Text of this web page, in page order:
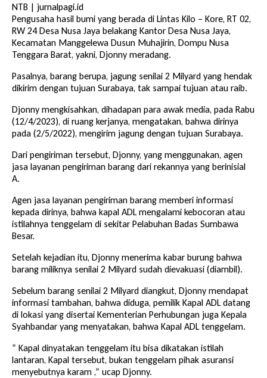
NTB | jurnalpagi.id
Pengusaha hasil bumi yang berada di Lintas Kilo – Kore, RT 02,
RW 24 Desa Nusa Jaya belakang Kantor Desa Nusa Jaya,
Kecamatan Manggelewa Dusun Muhajirin, Dompu Nusa
Tenggara Barat, yakni, Djonny meradang.
Pasalnya, barang berupa, jagung senilai 2 Milyard yang hendak
dikirim dengan tujuan Surabaya, tak sampai tujuan atau raib.
Djonny mengkisahkan, dihadapan para awak media, pada Rabu
(12/4/2023), di ruang kerjanya, mengatakan, bahwa dirinya
pada (2/5/2022), mengirim jagung dengan tujuan Surabaya.
Dari pengiriman tersebut, Djonny, yang menggunakan, agen
jasa layanan pengiriman barang dari rekannya yang berinisial
A.
Agen jasa layanan pengiriman barang memberi informasi
kepada dirinya, bahwa kapal ADL mengalami kebocoran atau
istilahnya tenggelam di sekitar Pelabuhan Badas Sumbawa
Besar.
Setelah kejadian itu, Djonny menerima kabar burung bahwa
barang miliknya senilai 2 Milyard sudah dievakuasi (diambil).
Sebelum barang senilai 2 Milyard diangkut, Djonny mendapat
informasi tambahan, bahwa diduga, pemilik Kapal ADL datang
di lokasi yang disertai Kementerian Perhubungan juga Kepala
Syahbandar yang menyatakan, bahwa Kapal ADL tenggelam.
” Kapal dinyatakan tenggelam itu bisa dikatakan istilah
lantaran, Kapal tersebut, bukan tenggelam pihak asuransi
menyebutnya karam ,” ucap Djonny.